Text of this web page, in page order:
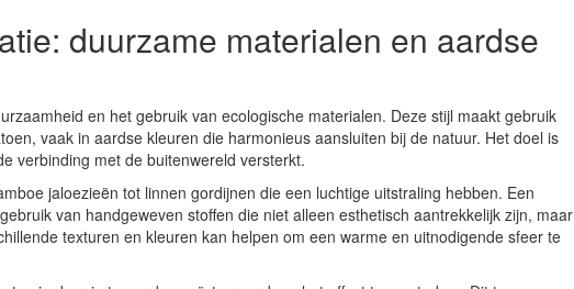
duurzame materialen en aardse
en het gebruik van ecologische materialen. Deze stijl maakt gebruik
vaak in aardse kleuren die harmonieus aansluiten bij de natuur. Het doel is
verbinding met de buitenwereld versterkt.
jaloezieën tot linnen gordijnen die een luchtige uitstraling hebben. Een
van handgeweven stoffen die niet alleen esthetisch aantrekkelijk zijn, maar
texturen en kleuren kan helpen om een warme en uitnodigende sfeer te